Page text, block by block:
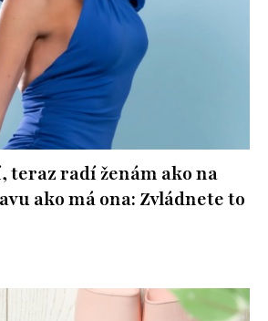
teraz radí ženám ako na
ako má ona: Zvládnete to